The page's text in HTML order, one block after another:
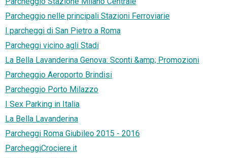
Parcheggio nelle principali Stazioni Ferroviarie
I parcheggi di San Pietro a Roma
Parcheggi vicino agli Stadi
La Bella Lavanderina Genova: Sconti &amp; Promozioni
Parcheggio Aeroporto Brindisi
Parcheggio Porto Milazzo
I Sex Parking in Italia
La Bella Lavanderina
Parcheggi Roma Giubileo 2015 - 2016
ParcheggiCrociere.it